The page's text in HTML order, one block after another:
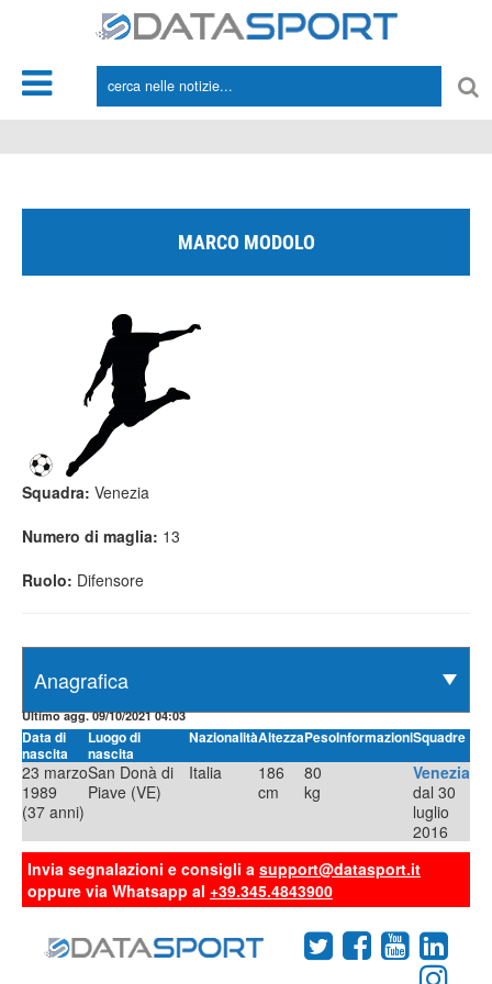
MARCO MODOLO
Squadra: Venezia
Numero di maglia: 13
Ruolo: Difensore
Ultimo agg. 09/10/2021 04:03
Data di
nascita
Luogo di
nascita
NazionalitàAltezzaPesoInformazioniSquadre
23 marzo
1989
(37 anni)
San Donà di
Piave (VE)
Italia
186
cm
80
kg
Venezia
dal 30
luglio
2016
Invia segnalazioni e consigli a support@datasport.it
oppure via Whatsapp al +39.345.4843900